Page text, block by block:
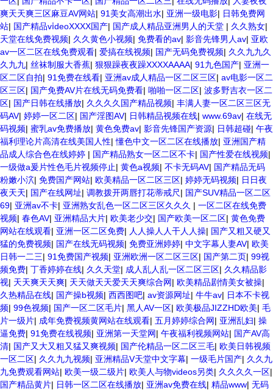
爽天天爽三区麻豆AV网站| 91美女高潮出水| 亚洲一级电影| 日韩免费网
站| 国产精品vⅰdeoXXXX国产| 国产成人精品亚洲男人的天堂 | 久久熟女|
天堂在线免费视频| 久久黄色小视频| 免费看的av| 影音先锋男人av| 亚欧
av一区二区在线免费观看| 爱搞在线视频| 国产无码免费视频| 久久九九久
久九九| 丝袜制服大香蕉| 狠狠躁夜夜躁XXXXAAAA| 91九色国产| 亚洲一
区二区自拍| 91免费在线看| 亚洲av成人精品一区二区三区| av电影一区二
区三区| 国产免费AV片在线无码免费看| 啪啪一区二区| 波多野吉衣一区二
区| 国产日韩在线播放| 久久久久国产精品视频| 丰满人妻一区二区三区无
码AV| 婷婷一区二区| 国产淫图AV| 日韩精品视频在线| www.69av| 在线无
码视频| 蜜乳av免费播放| 黄色免费av| 影音先锋国产资源| 日韩超碰| 午夜
福利理论片高清在线美国人性|懂色中文一区二区在线播放| 亚洲国产精
品成人综合色在线婷婷 | 国产精品熟女一区二区不卡| 国产性爱在线视频|
一级做a爰片性色毛片视频停止| 黄色a视频| 不卡无码AV| 国产精品无码
粉嫩小泬| 免费国产网站| 欧美精品一区二区三区| 婷婷无码视频| 日日夜
夜天天| 国产在线网址| 调教拨开两唇打花蒂戒尺| 国产SUV精品一区二区
69| 亚洲av不卡| 亚洲熟女乱色一区二区三区久久久 | 一区二区在线免费
视频| 春色AV| 亚洲精品大片| 欧美老少交| 国产欧美一区二区| 黄色免费
网站在线观看| 亚洲一区二区免费| 人人操人人干人人操| 国产又粗又硬又
猛的免费视频| 国产在线无码视频| 免费亚洲婷婷| 中文字幕人妻AV| 欧美
日韩一二三| 91免费国产视频| 亚洲欧洲一区二区三区| 国产第二页| 99视
频免费| 丁香婷婷在线| 久久天堂| 成人乱人乱一区二区三区| 久久精品影
视| 天天爽天天爽| 天天做天天爱天天爽综合网| 欧美精品剧情美女被操|
久热精品在线| 国产操b视频| 西西图吧| av资源网址| 牛牛av| 日本不卡视
频| 99色视频| 国产一区二区毛片| 黑人AV一区| 欧美极品JIZZHD欧美| 毛
片一级片| 成年免费视频黄网站在线观看| 五月婷婷综合网| 亚洲乱妇| 操
逼免费| 91免费在线视频| 亚洲第一天堂网| 午夜福利视频网站| 国产AV高
清| 国产又大又粗又猛又爽视频| 国产伦精品一区二区三毛| 欧美日韩视频
一区二区| 久久九九视频| 亚洲精品V天堂中文字幕| 一级毛片国产| 久久九
九免费观看网站| 欧美一级二级片| 欧美人与物videos另类| 久久久久一区|
国产精品黄片| 日韩一区二区在线播放| 亚洲av免费在线| 精品www| 无码